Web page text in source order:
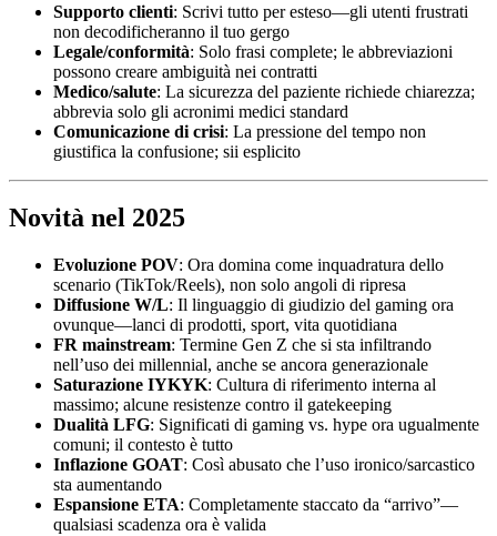
Supporto clienti: Scrivi tutto per esteso—gli utenti frustrati
non decodificheranno il tuo gergo
Legale/conformità: Solo frasi complete; le abbreviazioni
possono creare ambiguità nei contratti
Medico/salute: La sicurezza del paziente richiede chiarezza;
abbrevia solo gli acronimi medici standard
Comunicazione di crisi: La pressione del tempo non
giustifica la confusione; sii esplicito
Novità nel 2025
Evoluzione POV: Ora domina come inquadratura dello
scenario (TikTok/Reels), non solo angoli di ripresa
Diffusione W/L: Il linguaggio di giudizio del gaming ora
ovunque—lanci di prodotti, sport, vita quotidiana
FR mainstream: Termine Gen Z che si sta infiltrando
nell’uso dei millennial, anche se ancora generazionale
Saturazione IYKYK: Cultura di riferimento interna al
massimo; alcune resistenze contro il gatekeeping
Dualità LFG: Significati di gaming vs. hype ora ugualmente
comuni; il contesto è tutto
Inflazione GOAT: Così abusato che l’uso ironico/sarcastico
sta aumentando
Espansione ETA: Completamente staccato da “arrivo”—
qualsiasi scadenza ora è valida